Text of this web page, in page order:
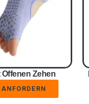
Zehen